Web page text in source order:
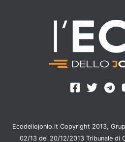
Ecodellojonio.it Copyright 2013,
02/13 del 20/12/2013 Tribunale di